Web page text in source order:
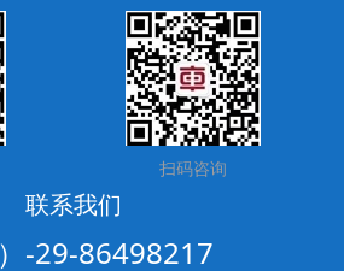
扫码咨询
联系我们
）-29-86498217